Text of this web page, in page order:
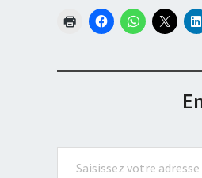
Saisissez votre adresse e-mail…